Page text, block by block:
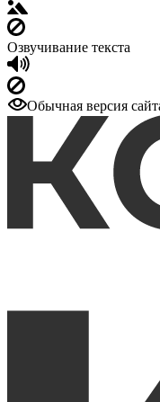
Озвучивание текста
Обычная версия